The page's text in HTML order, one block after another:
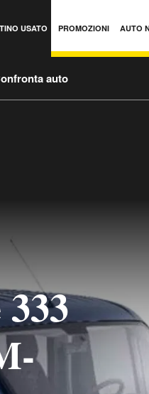
USATO PROMOZIONI AUTO
auto